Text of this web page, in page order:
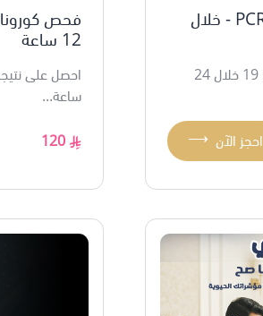
فحص كورونا كوفيد 19 PCR - خلال
احصل على نتيجة فحص كوفيد 19 خلال 24
⟶ احجز الآن
12 ساعة
ساعة...
120